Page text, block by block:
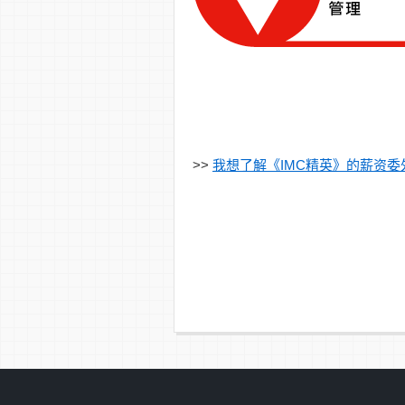
>> 我想了解《IMC精英》的薪资委